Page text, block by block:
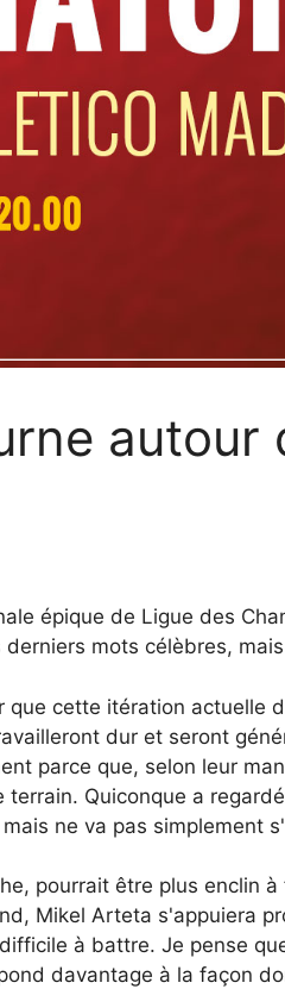
autour
épique de Ligue des
mots célèbres,
que cette itération actuelle
dur et seront
parce que, selon leur
terrain. Quiconque a
ne va pas simplement
pourrait être plus enclin
Mikel Arteta s'appuiera
à battre. Je pense
davantage à la façon